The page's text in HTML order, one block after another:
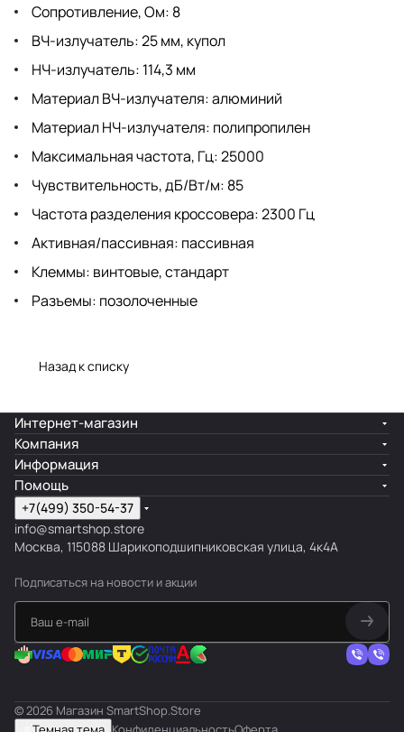
Сопротивление, Ом: 8
ВЧ-излучатель: 25 мм, купол
НЧ-излучатель: 114,3 мм
Материал ВЧ-излучателя: алюминий
Материал НЧ-излучателя: полипропилен
Максимальная частота, Гц: 25000
Чувствительность, дБ/Вт/м: 85
Частота разделения кроссовера: 2300 Гц
Активная/пассивная: пассивная
Клеммы: винтовые, стандарт
Разъемы: позолоченные
Назад к списку
Интернет-магазин
Компания
Информация
Помощь
+7(499) 350-54-37
info@smartshop.store
Москва, 115088 Шарикоподшипниковская улица, 4к4А
Подписаться на новости и акции
© 2026 Магазин SmartShop.Store